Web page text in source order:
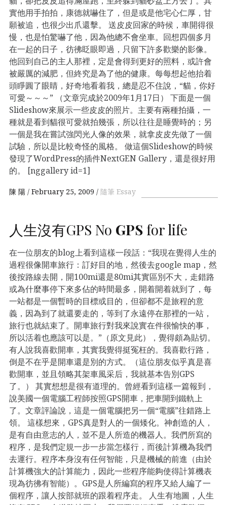
實他用手拍拍，康德就嚇住了，但是或是他宅心仁厚，甘
願被追，也很少出爪還擊。 送皮皮回家的時候，車開得很
慢，也是怕驚嚇了他，因為他總不會坐車。回想四個多月
在一起的日子，彷彿眨眼即過，只留下許多歡樂的影像。
他回到自己的主人那裡，定是會得到更好的照料，或許會
被嚴厲的減肥，但終究是為了他的健康。每每想起他抬着
頭睜圓了眼睛，好奇地看着我，總是忍不住說，“貓，你好
可愛～～～” （文章完成於2009年1月17日） 下面是一個
Slideshow來展示一些皮皮的照片。主要有兩種拍攝，一
種就是看到貓很可愛就拍幾張，所以往往是睡覺時的；另
一個是我在嘗試強閃光人像的效果，就拿皮皮先做了一個
試驗，所以是比較奇怪的風格。 做這個Slideshow的時候
發現了WordPress的插件NextGEN Gallery，還是很好用
的。 [nggallery id=1]
陳 陽 February 25, 2009 隨筆 Essay
人生沒有GPS No GPSfor life
在一位朋友的blog上看到這樣一段話：“我現在覺得人生的
過程很像開車旅行：訂好目的地，然後去google map，然
後按路線去開，開100mi還是80mi其實區別不大，走錯路
或為什麼事停下來多佔的時間最多，開着開着就到了，每
一站都是一個暫時的目標或目的，但卻都不是旅程的意
義，因為到了就還要走的，等到了永遠停在那裡的一站，
旅行也就結束了。開車旅行對我來說實在件很愉快的事，
所以活着也應該可以是。”（原文見此），覺得頗為貼切。
有人說我喜歡開車，其實我覺得挺冤枉的。我喜歡行路，
倒是不在乎是開車還是別的方式。（這位朋友似乎真是喜
歡開車，並且領略其架車風采后，我就基本告別GPS
了。） 其實想想是很有道理的。曾經看到這樣一篇報到，
說美國一個電腦工程師按照GPS開車，把車開到鐵軌上
了。文章評論說，這是一個電腦把另一個“電腦”往錯路上
領。 這樣想來，GPS真是對人的一個矮化。神創造的人，
是有自由意志的人，並不是人所造的機器人。我們所寫的
程序，是我們定規一步一步當怎樣行，而後計算機為我們
去運行。程序本身沒有任何智能，只是機械的前進（由於
計算機強大的計算能力，因此一些程序能夠使得計算機表
現為彷彿有智能）。GPS是人所編寫的程序又給人編了一
個程序，讓人按部就班的跟着程序走。 人生有地圖，人生